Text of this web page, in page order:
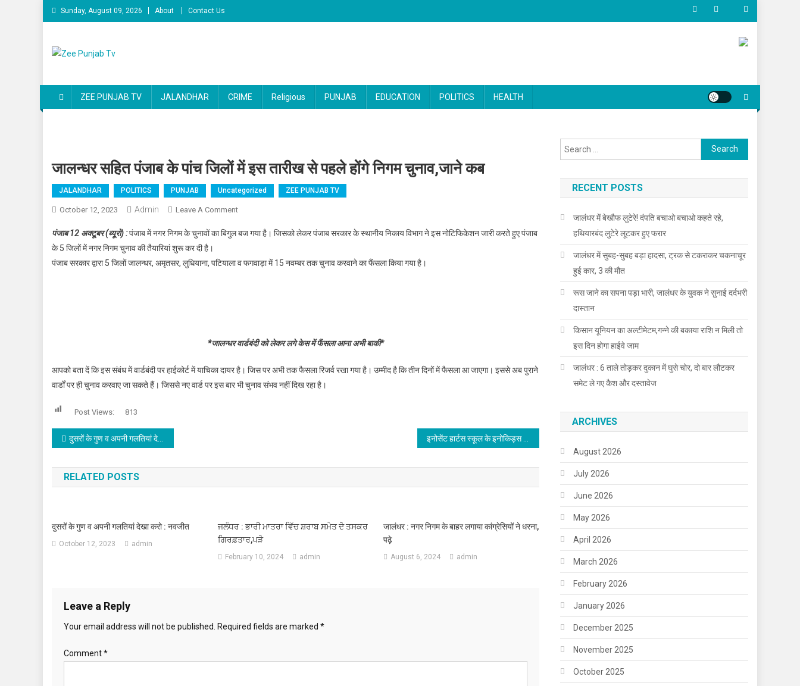
Skip to content
Sunday, August 09, 2026 About Contact Us
ZEE PUNJAB TV JALANDHAR CRIME Religious PUNJAB EDUCATION POLITICS HEALTH
जालन्धर सहित पंजाब के पांच जिलों में इस तारीख से पहले होंगे निगम चुनाव,जाने कब
JALANDHAR POLITICS PUNJAB Uncategorized ZEE PUNJAB TV
October 12, 2023 Admin Leave A Comment
पंजाब 12 अक्टूबर (ब्यूरो) :पंजाब में नगर निगम के चुनावों का बिगुल बज गया है। जिसको लेकर पंजाब सरकार के स्थानीय निकाय विभाग ने इस नोटिफिकेशन जारी करते हुए पंजाब
के 5 जिलों में नगर निगम चुनाव की तैयारियां शुरू कर दी है।
पंजाब सरकार द्वारा 5 जिलों जालन्धर, अमृतसर, लुधियाना, पटियाला व फगवाड़ा में 15 नवम्बर तक चुनाव करवाने का फैंसला किया गया है।
*जालन्धर वार्डबंदी को लेकर लगे केस में फैंसला आना अभी बाकी*
आपको बता दें कि इस संबंध में वार्डबंदी पर हाईकोर्ट में याचिका दायर है। जिस पर अभी तक फैसला रिजर्व रखा गया है। उम्मीद है कि तीन दिनों में फैसला आ जाएगा। इससे अब पुराने
वार्डों पर ही चुनाव करवाए जा सकते हैं। जिससे नए वार्ड पर इस बार भी चुनाव संभव नहीं दिख रहा है।
Post Views: 813
Post navigation
दुसरों के गुण व अपनी गलतियां देखा करो : नवजीत
RELATED POSTS
दुसरों के गुण व अपनी गलतियां देखा करो : नवजीत
October 12, 2023 admin
ਜਲੰਧਰ : ਭਾਰੀ ਮਾਤਰਾ ਵਿੱਚ ਸ਼ਰਾਬ ਸਮੇਤ ਦੋ ਤਸਕਰ
ਗਿਰਫ਼ਤਾਰ,ਪੜੋ
February 10, 2024 admin
जालंधर : नगर निगम के बाहर लगाया कांग्रेसियों ने धरना,
पढ़े
August 6, 2024 admin
Leave a Reply
Your email address will not be published. Required fields are marked *
Comment*
Search for:
RECENT POSTS
जालंधर में बेखौफ लुटेरे! दंपति बचाओ बचाओ कहते रहे,
हथियारबंद लुटेरे लूटकर हुए फरार
जालंधर में सुबह-सुबह बड़ा हादसा, ट्रक से टकराकर चकनाचूर
हुई कार, 3 की मौत
रूस जाने का सपना पड़ा भारी, जालंधर के युवक ने सुनाई दर्दभरी
दास्तान
किसान यूनियन का अल्टीमेटम,गन्ने की बकाया राशि न मिली तो
इस दिन होगा हाईवे जाम
जालंधर : 6 ताले तोड़कर दुकान में घुसे चोर, दो बार लौटकर
समेट ले गए कैश और दस्तावेज
ARCHIVES
August 2026
July 2026
June 2026
May 2026
April 2026
March 2026
February 2026
January 2026
December 2025
November 2025
October 2025